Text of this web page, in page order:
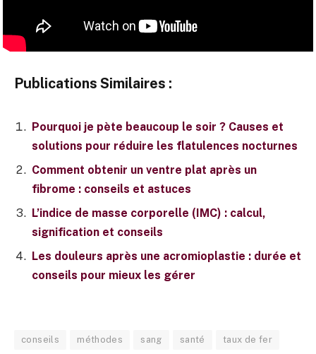
Publications Similaires :
Pourquoi je pète beaucoup le soir ? Causes et
solutions pour réduire les flatulences nocturnes
Comment obtenir un ventre plat après un
fibrome : conseils et astuces
L’indice de masse corporelle (IMC) : calcul,
signification et conseils
Les douleurs après une acromioplastie : durée et
conseils pour mieux les gérer
conseils méthodes sang santé taux de fer